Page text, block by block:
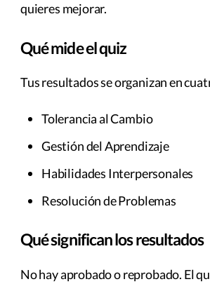
quieres mejorar.
Qué mide el quiz
Tus resultados se organizan en
Tolerancia al Cambio
Gestión del Aprendizaje
Habilidades Interpersonales
Resolución de Problemas
Qué significan los resultados
No hay aprobado o reprobado. El